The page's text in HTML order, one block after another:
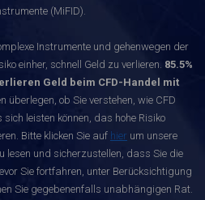
(MiFID).
Instrumente und gehenwegen der
einher, schnell Geld zu verlieren. 85.5%
Geld beim CFD-Handel mit
überlegen, ob Sie verstehen, wie CFD
sich leisten können, das hohe Risiko
Bitte klicken Sie auf hier um unsere
lesen und sicherzustellen, dass Sie die
Sie fortfahren, unter Berücksichtigung
Sie gegebenenfalls unabhängigen Rat.